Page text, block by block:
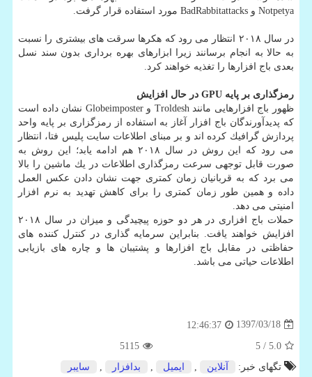
Notpetya و BadRabbitattacks مورد استفاده قرار گرفت.
در سال ۲۰۱۸ انتظار می رود كه هكرها سرقت های بیشتری را نسبت
به حالا به انجام برسانند زیرا ابزارهای بهره برداری بدون سند نسل
بعدی باج افزارها را تغذیه خواهند كرد.
رمزگذاری بر پایه GPU در حال افزایش
ظهور باج افزارهایی مانند Troldesh و Globeimposter نشان داده است
كه پدیدآورندگان باج افزار آغاز به استفاده از رمزگزاری بر پایه واحد
پردازش گرافیك كرده اند و بر مبنای اطلاعات سایت پلیس فتا، انتظار
می رود كه این روش در سال ۲۰۱۸ هم ادامه یابد؛ این روش به
صورت قابل توجهی سرعت رمزگذاری اطلاعات در یك ماشین را بالا
می برد كه به قربانیان زمان كمتری جهت نشان دادن عكس العمل
داده و همین طور زمان كمتری را برای كاهش تهدید به نرم افزار
امنیتی می دهد.
حملات باج افزاری در هر دو حوزه پیچیدگی و میزان در سال ۲۰۱۸
افزایش خواهند یافت. بنابراین سرمایه گذاری در كنترل كننده های
حفاظتی در مقابل باج افزارها و پشتیبان ها و چاره های بازیابی
اطلاعات حیاتی می باشد.
1397/03/18
12:46:37
5.0
/ 5
5115
تگهای خبر:
آنلاین ایمیل بدافزار سایبر